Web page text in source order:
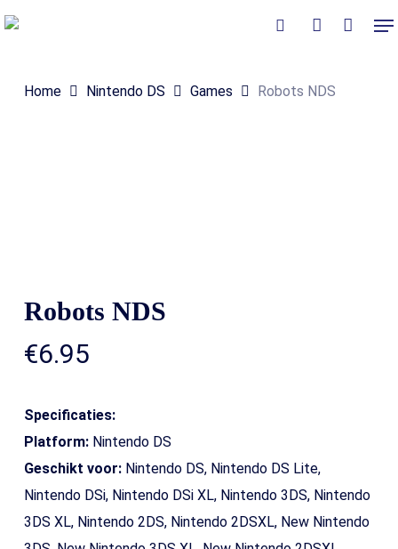
Skip
content
Home Nintendo DS Games Robots NDS
Robots NDS
€6.95
Specificaties:
Platform:Nintendo DS
Geschikt voor:Nintendo DS, Nintendo DS Lite,
Nintendo DSi, Nintendo DSi XL, Nintendo 3DS, Nintendo
3DS XL, Nintendo 2DS, Nintendo 2DSXL, New Nintendo